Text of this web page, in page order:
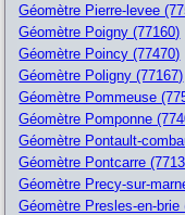
Géomètre Pierre-levee
Géomètre Poigny (77160)
Géomètre Poincy (77470)
Géomètre Poligny (77167)
Géomètre Pommeuse
Géomètre Pomponne
Géomètre Pontault-
Géomètre Pontcarre
Géomètre Precy-sur-
Géomètre Presles-en-brie